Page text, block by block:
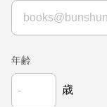
年齢
歳